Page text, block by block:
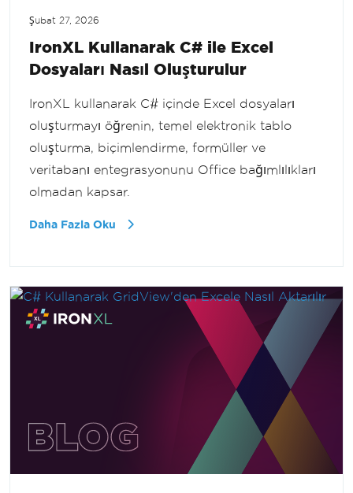
Şubat 27, 2026
IronXL Kullanarak C# ile Excel
Dosyaları Nasıl Oluşturulur
IronXL kullanarak C# içinde Excel dosyaları
oluşturmayı öğrenin, temel elektronik tablo
oluşturma, biçimlendirme, formüller ve
veritabanı entegrasyonunu Office bağımlılıkları
olmadan kapsar.
Daha Fazla Oku